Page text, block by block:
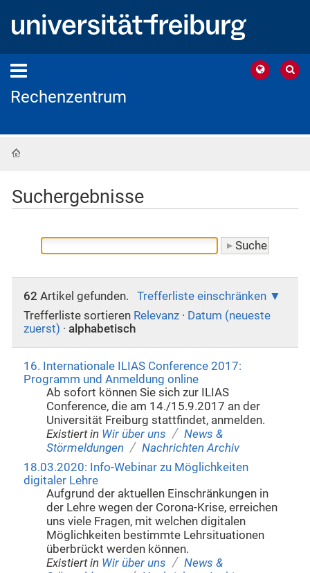
Rechenzentrum
Suchergebnisse
62 Artikel gefunden.
Trefferliste einschränken
Trefferliste sortieren Relevanz · Datum (neueste
zuerst) · alphabetisch
16. Internationale ILIAS Conference 2017:
Programm und Anmeldung online
Ab sofort können Sie sich zur ILIAS
Conference, die am 14./15.9.2017 an der
Universität Freiburg stattfindet, anmelden.
Existiert in Wir über uns / News &
Störmeldungen / Nachrichten Archiv
18.03.2020: Info-Webinar zu Möglichkeiten
digitaler Lehre
Aufgrund der aktuellen Einschränkungen in
der Lehre wegen der Corona-Krise, erreichen
uns viele Fragen, mit welchen digitalen
Möglichkeiten bestimmte Lehrsituationen
überbrückt werden können.
Existiert in Wir über uns / News &